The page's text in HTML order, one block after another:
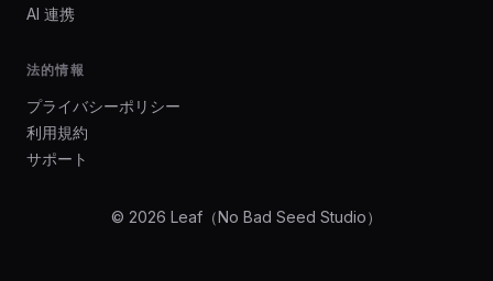
AI 連携
法的情報
プライバシーポリシー
利用規約
サポート
© 2026 Leaf（No Bad Seed Studio）